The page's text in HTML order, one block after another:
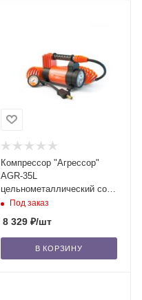
Компрессор "Агрессор"
AGR-35L
цельнометаллический со
встроенным фонарём, 10
Под заказ
8 329₽/шт
В КОРЗИНУ